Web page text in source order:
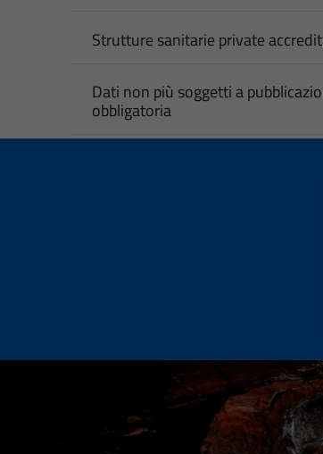
Strutture sanitarie private
Dati non più soggetti a
obbligatoria